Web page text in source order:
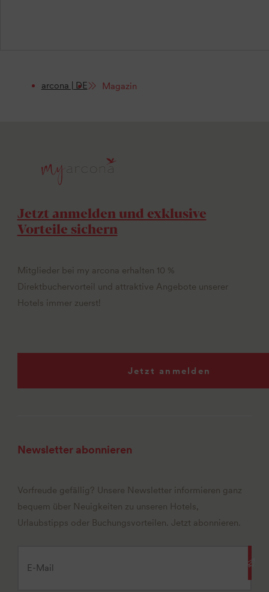
arcona | DE Magazin
Jetzt anmelden und exklusive
Vorteile sichern
Mitglieder bei my arcona erhalten 10 %
Direktbuchervorteil und attraktive Angebote unserer
Hotels immer zuerst!
Jetzt anmelden
Newsletter abonnieren
Vorfreude gefällig? Unsere Newsletter informieren ganz
bequem über Neuigkeiten zu unseren Hotels,
Urlaubstipps oder Buchungsvorteilen. Jetzt abonnieren.